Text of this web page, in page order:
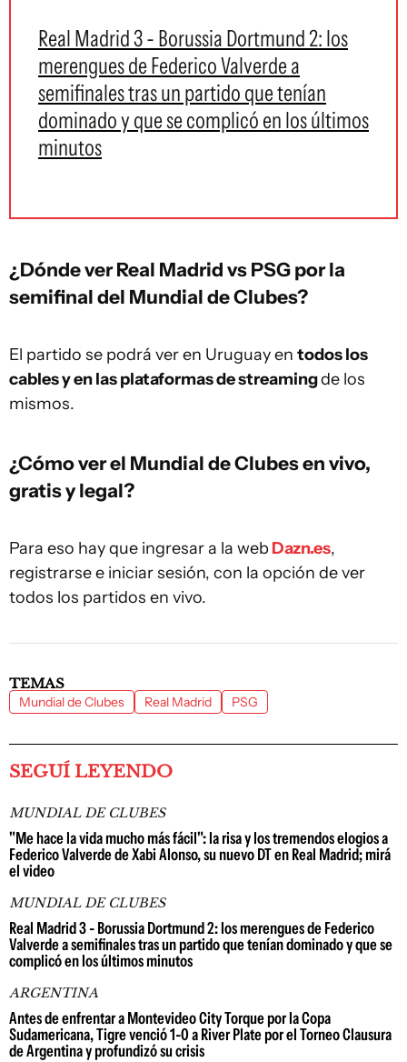
Real Madrid 3 - Borussia Dortmund 2: los
merengues de Federico Valverde a
semifinales tras un partido que tenían
dominado y que se complicó en los últimos
minutos
¿Dónde ver Real Madrid vs PSG por la
semifinal del Mundial de Clubes?
El partido se podrá ver en Uruguay en todos los
cables y en las plataformas de streamingde los
mismos.
¿Cómo ver el Mundial de Clubes en vivo,
gratis y legal?
Para eso hay que ingresar a la webDazn.es,
registrarse e iniciar sesión, con la opción de ver
todos los partidos en vivo.
TEMAS
Mundial de Clubes Real Madrid PSG
SEGUÍ LEYENDO
MUNDIAL DE CLUBES
"Me hace la vida mucho más fácil": la risa y los tremendos elogios a
Federico Valverde de Xabi Alonso, su nuevo DT en Real Madrid; mirá
el video
MUNDIAL DE CLUBES
Real Madrid 3 - Borussia Dortmund 2: los merengues de Federico
Valverde a semifinales tras un partido que tenían dominado y que se
complicó en los últimos minutos
ARGENTINA
Antes de enfrentar a Montevideo City Torque por la Copa
Sudamericana, Tigre venció 1-0 a River Plate por el Torneo Clausura
de Argentina y profundizó su crisis